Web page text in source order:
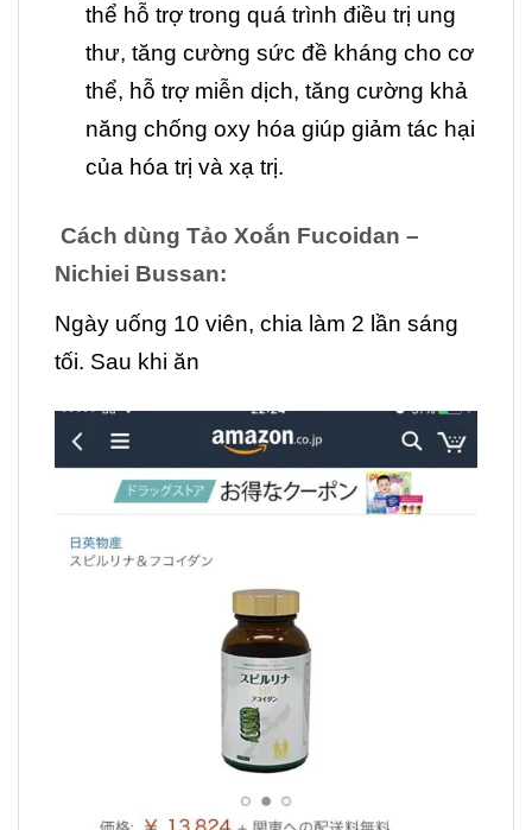
thể hỗ trợ trong quá trình điều trị ung
thư, tăng cường sức đề kháng cho cơ
thể, hỗ trợ miễn dịch, tăng cường khả
năng chống oxy hóa giúp giảm tác hại
của hóa trị và xạ trị.
Cách dùng Tảo Xoắn Fucoidan –
Nichiei Bussan:
Ngày uống 10 viên, chia làm 2 lần sáng
tối. Sau khi ăn